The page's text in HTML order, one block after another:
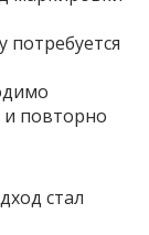
и повторно
стал